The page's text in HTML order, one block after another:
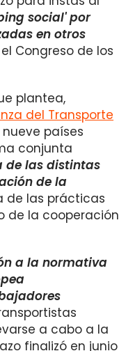
social' por
en otros
Congreso de los
plantea,
del Transporte
países
conjunta
de las distintas
de la
de las prácticas
de la cooperación
a la normativa
a cabo a la
finalizó en junio